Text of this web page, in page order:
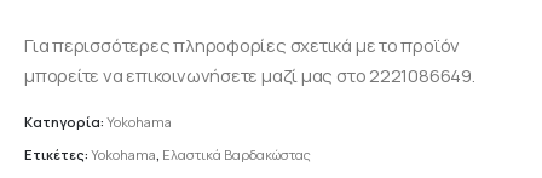
Για περισσότερες πληροφορίες σχετικά με το προϊόν
μπορείτε να επικοινωνήσετε μαζί μας στο 2221086649.
Κατηγορία: Yokohama
Ετικέτες: Yokohama, Ελαστικά Βαρδακώστας